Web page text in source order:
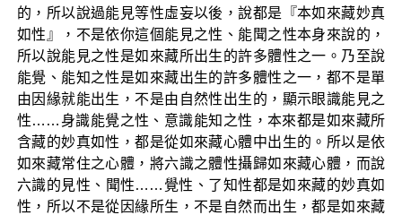
的，所以說過能見等性虛妄以後，說都是『本如來藏妙真
如性』，不是依你這個能見之性、能聞之性本身來說的，
所以說能見之性是如來藏所出生的許多體性之一。乃至說
能覺、能知之性是如來藏出生的許多體性之一，都不是單
由因緣就能出生，不是由自然性出生的，顯示眼識能見之
性……身識能覺之性、意識能知之性，本來都是如來藏所
含藏的妙真如性，都是從如來藏心體中出生的。所以是依
如來藏常住之心體，將六識之體性攝歸如來藏心體，而說
六識的見性、聞性……覺性、了知性都是如來藏的妙真如
性，所以不是從因緣所生，不是自然而出生，都是如來藏